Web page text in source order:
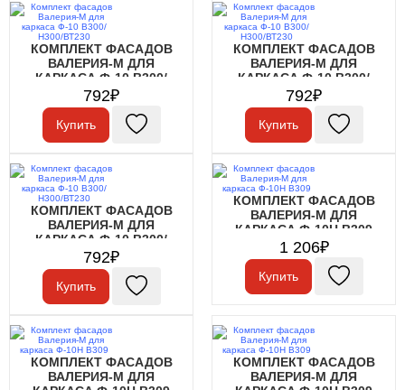
КОМПЛЕКТ ФАСАДОВ
ВАЛЕРИЯ-М ДЛЯ
КАРКАСА Ф-10 В300/
Н300/ВТ230
792₽
Купить
КОМПЛЕКТ ФАСАДОВ
ВАЛЕРИЯ-М ДЛЯ
КАРКАСА Ф-10 В300/
Н300/ВТ230
792₽
Купить
КОМПЛЕКТ ФАСАДОВ
ВАЛЕРИЯ-М ДЛЯ
КАРКАСА Ф-10 В300/
Н300/ВТ230
792₽
Купить
КОМПЛЕКТ ФАСАДОВ
ВАЛЕРИЯ-М ДЛЯ
КАРКАСА Ф-10Н В309
1 206₽
Купить
КОМПЛЕКТ ФАСАДОВ
ВАЛЕРИЯ-М ДЛЯ
КОМПЛЕКТ ФАСАДОВ
ВАЛЕРИЯ-М ДЛЯ